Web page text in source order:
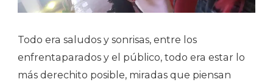
Todo era saludos y sonrisas, entre los
enfrentaparados y el público, todo era estar lo
más derechito posible, miradas que piensan